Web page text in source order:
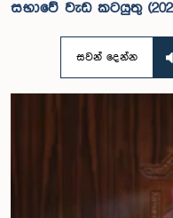
සභාවේ වැඩ කටයුතු
සවන් දෙන්න